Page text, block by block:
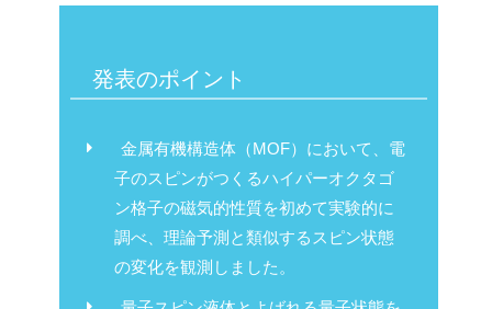
発表のポイント
金属有機構造体（MOF）において、電
子のスピンがつくるハイパーオクタゴ
ン格子の磁気的性質を初めて実験的に
調べ、理論予測と類似するスピン状態
の変化を観測しました。